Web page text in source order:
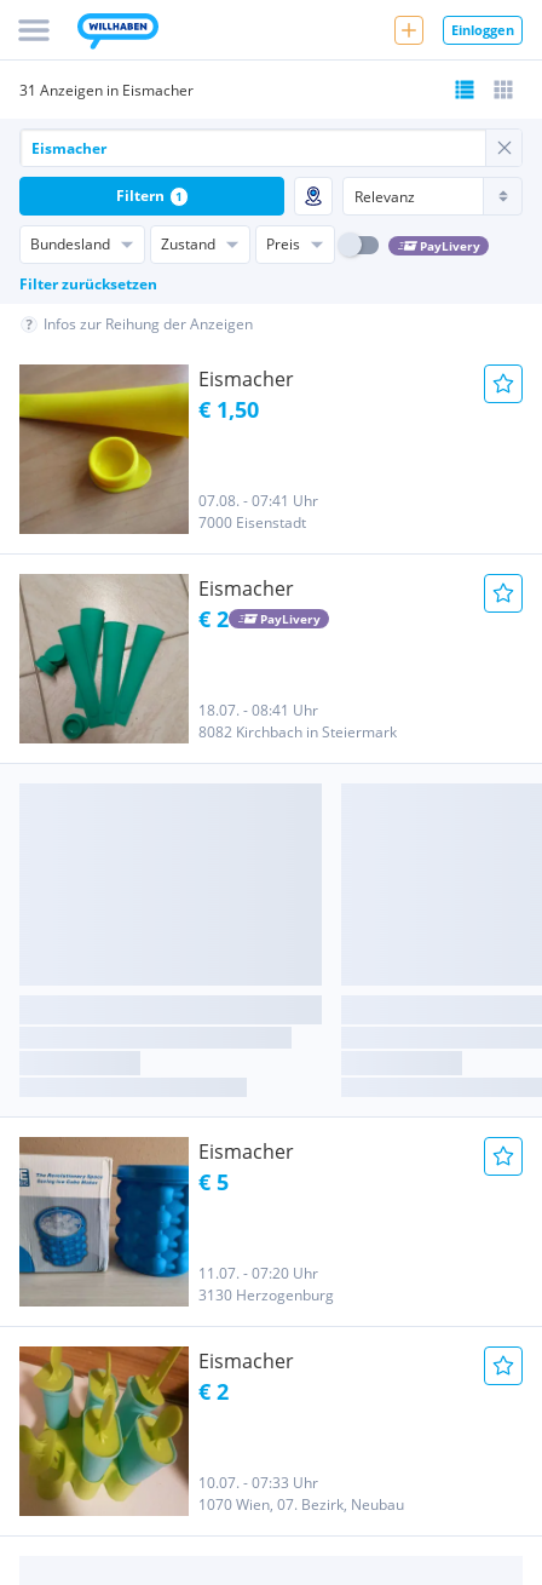
Einloggen
31 Anzeigen in Eismacher
Bundesland Zustand Preis PayLivery
Filter zurücksetzen
Filtern 1
Infos zur Reihung der Anzeigen
Eismacher
€ 1,50
07.08. - 07:41 Uhr
7000 Eisenstadt
Eismacher
€ 2 PayLivery
18.07. - 08:41 Uhr
8082 Kirchbach in Steiermark
Eismacher
€ 5
11.07. - 07:20 Uhr
3130 Herzogenburg
Eismacher
€ 2
10.07. - 07:33 Uhr
1070 Wien, 07. Bezirk, Neubau